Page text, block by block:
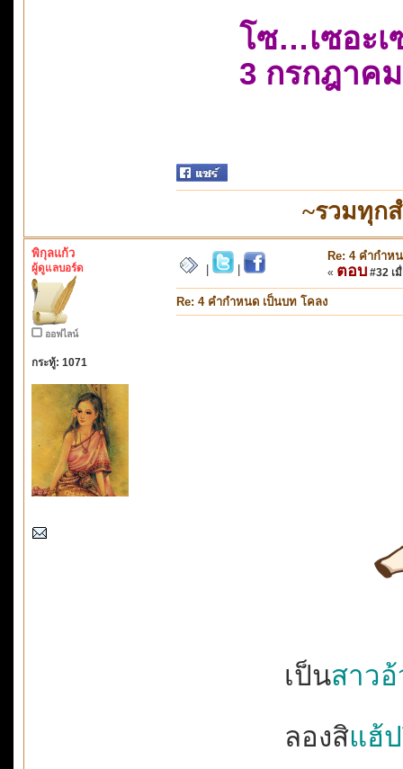
โซ…เซอะเ
3 กรกฎาค
~รวมทุก
พิกุลแก้ว
ผู้ดูแลบอร์ด
ออฟไลน์
กระทู้: 1071
Re: 4 คำกำห
« ตอบ #32 เ
Re: 4 คำกำหนด เป็นบท โคลง
เป็นสาว
ลองสิแฮ้